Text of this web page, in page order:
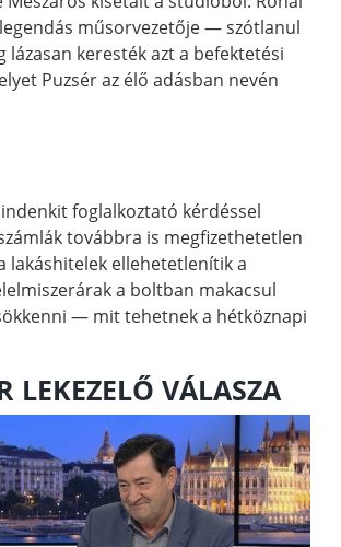
műsorvezetője — szótlanul
lázasan keresték azt a befektetési
Puzsér az élő adásban nevén
foglalkoztató kérdéssel
továbbra is megfizethetetlen
lakáshitelek ellehetetlenítik a
a boltban makacsul
— mit tehetnek a hétköznapi
LEKEZELŐ VÁLASZA